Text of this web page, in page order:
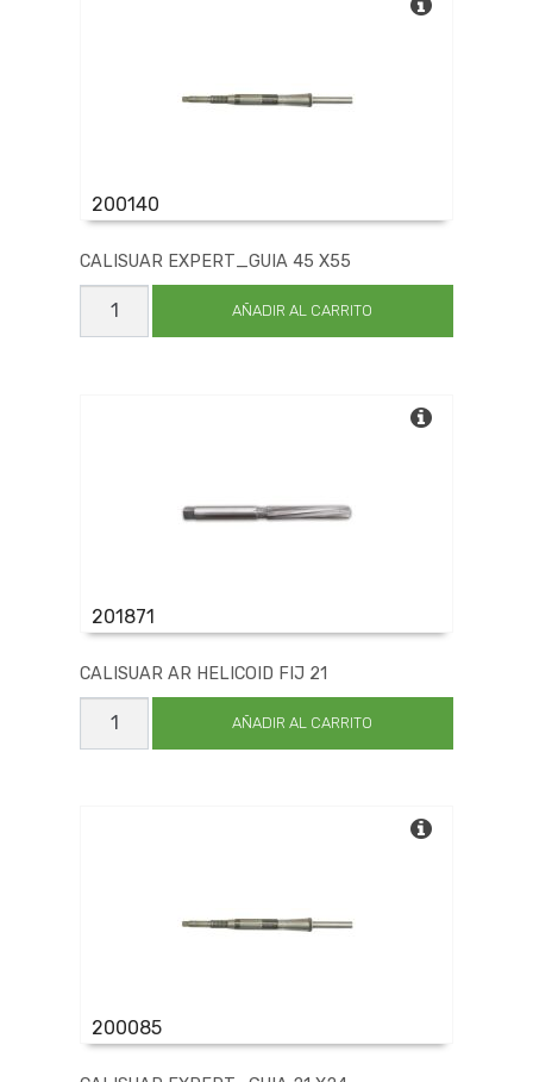
200140
CALISUAR EXPERT_GUIA 45 X55
CALISUAR
EXPERT_GUIA
AÑADIR AL CARRITO
201871
CALISUAR AR HELICOID FIJ 21
CALISUAR
AÑADIR AL CARRITO
200085